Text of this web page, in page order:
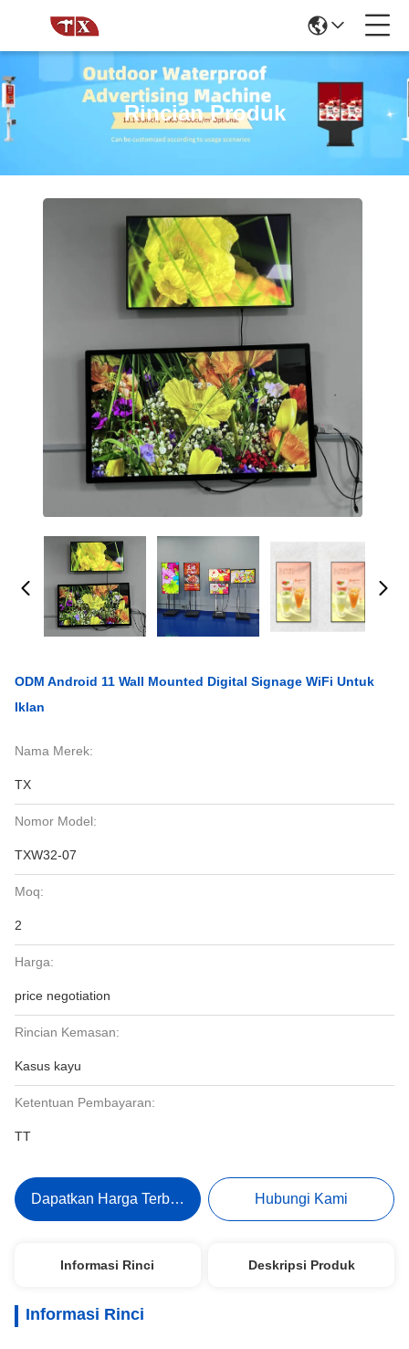
Rincian Produk
ODM Android 11 Wall Mounted Digital Signage WiFi Untuk
Iklan
Nama Merek:
TX
Nomor Model:
TXW32-07
Moq:
2
Harga:
price negotiation
Rincian Kemasan:
Kasus kayu
Ketentuan Pembayaran:
TT
Dapatkan Harga Terbaik Hubungi Kami
Informasi Rinci Deskripsi Produk
Informasi Rinci